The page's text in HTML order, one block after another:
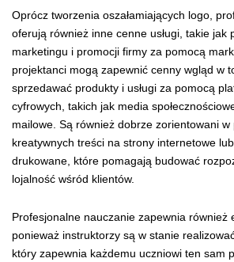
Oprócz tworzenia oszałamiających logo,
oferują również inne cenne usługi, takie jak
marketingu i promocji firmy za pomocą
projektanci mogą zapewnić cenny wgląd w
sprzedawać produkty i usługi za pomocą
cyfrowych, takich jak media
mailowe. Są również dobrze zorientowani w
kreatywnych treści na strony internetowe
drukowane, które pomagają budować
lojalność wśród klientów.
Profesjonalne nauczanie zapewnia również
ponieważ instruktorzy są w stanie
który zapewnia każdemu uczniowi ten sam